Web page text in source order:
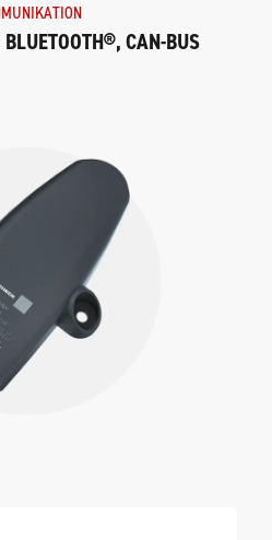
CAN-BUS